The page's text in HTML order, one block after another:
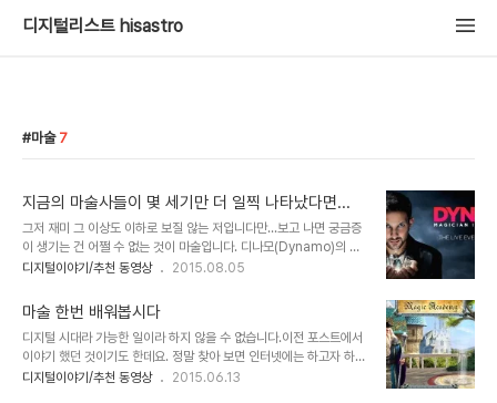
디지털리스트 hisastro
마술 7
지금의 마술사들이 몇 세기만 더 일찍 나타났다면...
그저 재미 그 이상도 이하로 보질 않는 저입니다만...보고 나면 궁금증
이 생기는 건 어쩔 수 없는 것이 마술입니다. 디나모(Dynamo)의 마
술은 특히 그렇죠. 논리적 생각의 틀이 잡히지 않은 어줍잖은 눈으로
리도 아닌 1세기 전으로만 돌아가서 사람들 앞에 지금과 같은 완벽한
손놀림을 보여준다면... 예수의 기적... 사람들이 그를 신으로 믿게 한
이유기도 합니다. 이를 신성모독이라고 할지 모르지만 그 사실을 부인
할 수 있을런지요?! 그것이 아니었다면 그를 신으로 믿었을 사람이 있
을까요?! 목적 자체가 그것만을 두는 것이라고 할 수는 없겠으나 간증
디지털이야기/추천 동영상 2015.08.05
마술 한번 배워봅시다
디지털 시대라 가능한 일이라 하지 않을 수 없습니다.이전 포스트에서
이야기 했던 것이기도 한데요. 정말 찾아 보면 인터넷에는 하고자 하는
대부분의 참고할 만한 자료가 적잖이 존재합니다. 그것도 입맛에 따라
디지털이야기/추천 동영상 2015.06.13